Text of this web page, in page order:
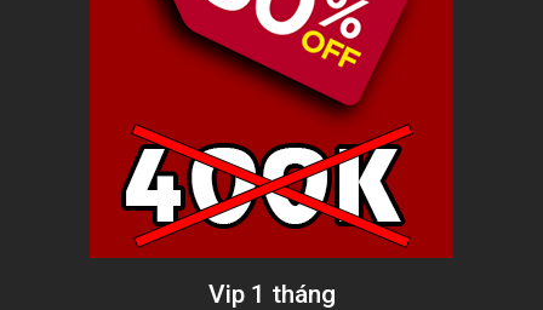
Vip 1 tháng